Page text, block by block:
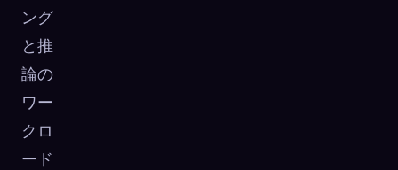
ング
と推
論の
ワー
クロ
ード